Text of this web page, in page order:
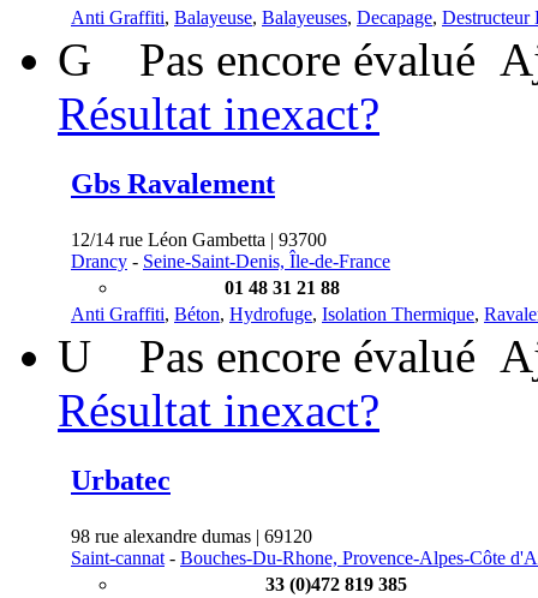
Anti Graffiti, Balayeuse, Balayeuses, Decapage, Destructeur
G Pas encore évalué
Résultat inexact?
Gbs Ravalement
12/14 rue Léon Gambetta | 93700
Drancy - Seine-Saint-Denis, Île-de-France
01 48 31 21 88
Anti Graffiti, Béton, Hydrofuge, Isolation Thermique,
U Pas encore évalué
Résultat inexact?
Urbatec
98 rue alexandre dumas | 69120
Saint-cannat - Bouches-Du-Rhone, Provence-Alpes-Côte
33 (0)472 819 385